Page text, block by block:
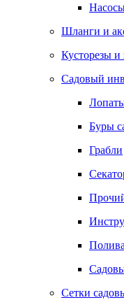
Шланги и
Кусторезы и
Садовый
Буры
Грабли
Сетки